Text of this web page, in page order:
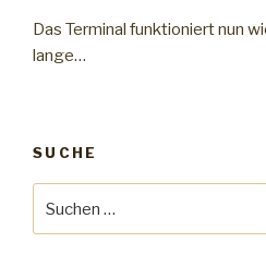
Das Terminal funktioniert nun
lange…
SUCHE